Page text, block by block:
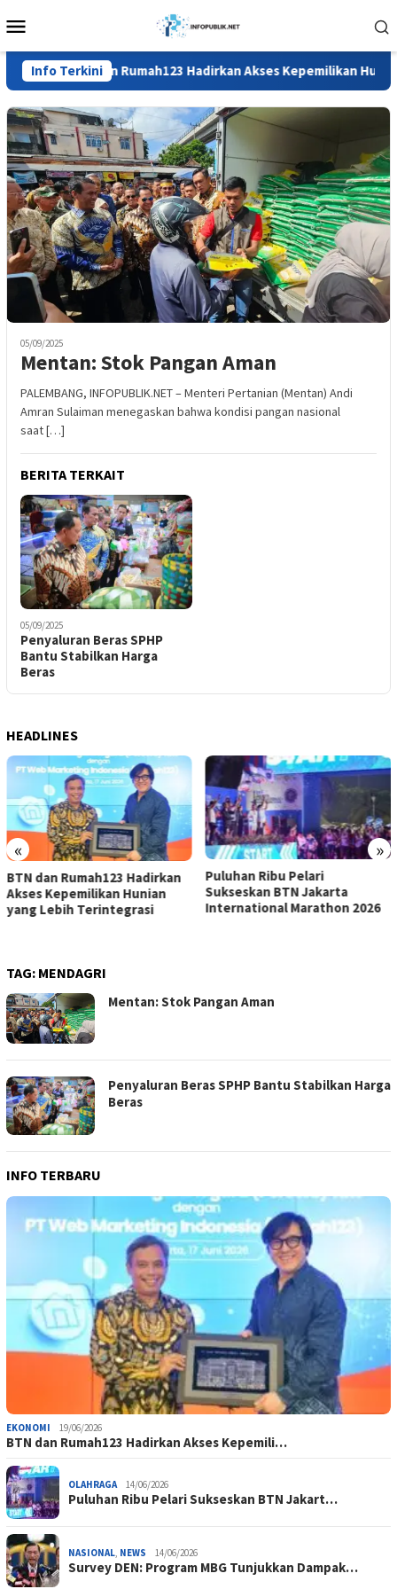
ke
Mobile
Info Terkini
BTN dan Rumah123 Hadirkan Akses Kepemilikan Hunian
05/09/2025
Mentan: Stok Pangan Aman
PALEMBANG, INFOPUBLIK.NET – Menteri Pertanian (Mentan) Andi
Amran Sulaiman menegaskan bahwa kondisi pangan nasional
saat […]
BERITA TERKAIT
05/09/2025
Penyaluran Beras SPHP
Bantu Stabilkan Harga
Beras
HEADLINES
« »
BTN dan Rumah123 Hadirkan
Akses Kepemilikan Hunian
yang Lebih Terintegrasi
Puluhan Ribu Pelari
Sukseskan BTN Jakarta
International Marathon 2026
TAG: MENDAGRI
Mentan: Stok Pangan Aman
Penyaluran Beras SPHP Bantu Stabilkan Harga
Beras
INFO TERBARU
EKONOMI 19/06/2026
BTN dan Rumah123 Hadirkan Akses Kepemili…
OLAHRAGA 14/06/2026
Puluhan Ribu Pelari Sukseskan BTN Jakart…
NASIONAL, NEWS 14/06/2026
Survey DEN: Program MBG Tunjukkan Dampak…